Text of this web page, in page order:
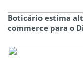
Boticário estima
commerce para o